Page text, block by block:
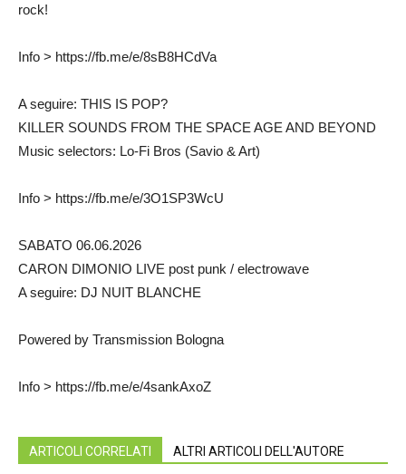
rock!
Info > https://fb.me/e/8sB8HCdVa
A seguire: THIS IS POP?
KILLER SOUNDS FROM THE SPACE AGE AND BEYOND
Music selectors: Lo-Fi Bros (Savio & Art)
Info > https://fb.me/e/3O1SP3WcU
SABATO 06.06.2026
CARON DIMONIO LIVE post punk / electrowave
A seguire: DJ NUIT BLANCHE
Powered by Transmission Bologna
Info > https://fb.me/e/4sankAxoZ
ARTICOLI CORRELATI ALTRI ARTICOLI DELL'AUTORE